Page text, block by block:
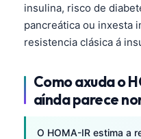
insulina, risco de
pancreática ou inxesta
resistencia clásica á
Como axuda o
aínda parece
O HOMA-IR estima a